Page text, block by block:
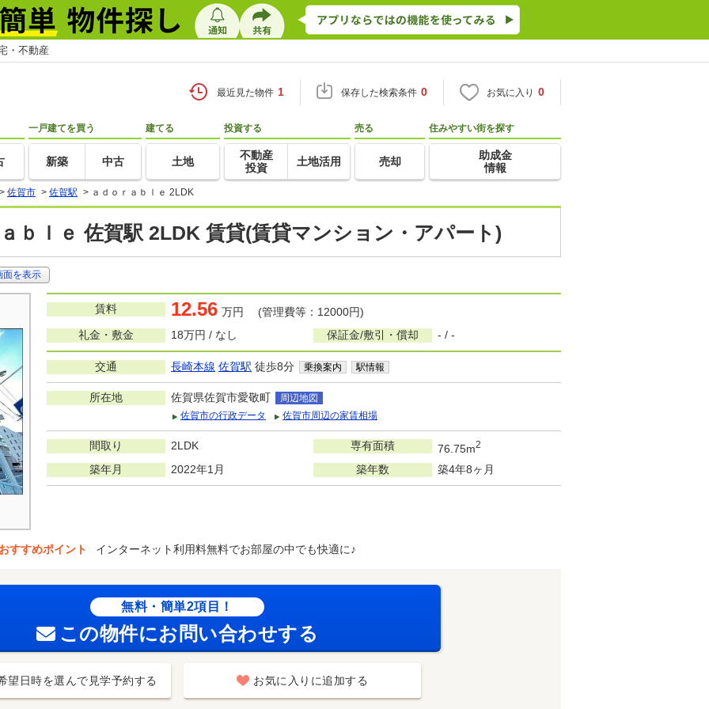
・不動産
最近見た物件 1 保存した検索条件 0 お気に入り 0
一戸建てを買う
新築 中古
建てる
土地
投資する
不動産
投資
土地活用
売る
売却
住みやすい街を探す
助成金
情報
> 佐賀市 > 佐賀駅 > ａｄｏｒａｂｌｅ 2LDK
ｂｌｅ 佐賀駅 2LDK 賃貸(賃貸マンション・アパート)
を表示
賃料 12.56 万円 (管理費等：12000円)
礼金・敷金
18万円 / なし 保証金/敷引・償却 - / -
交通 長崎本線 佐賀駅 徒歩8分 乗換案内 駅情報
所在地 佐賀県佐賀市愛敬町
周辺地図
佐賀市の行政データ
佐賀市周辺の家賃相場
間取り 2LDK 専有面積 76.75m2
築年月 2022年1月 築年数 築4年8ヶ月
すすめポイント インターネット利用料無料でお部屋の中でも快適に♪
無料・簡単2項目！
この物件にお問い合わせする
望日時を選んで見学予約する お気に入りに追加する